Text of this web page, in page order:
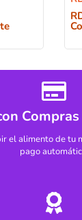
el alimento de tu
pago